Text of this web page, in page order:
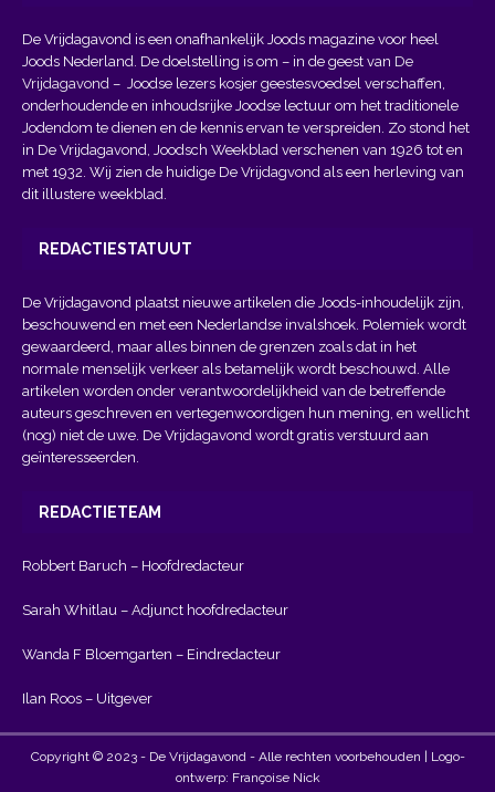
De Vrijdagavond is een onafhankelijk Joods magazine voor heel
Joods Nederland. De doelstelling is om – in de geest van De
Vrijdagavond – Joodse lezers kosjer geestesvoedsel verschaffen,
onderhoudende en inhoudsrijke Joodse lectuur om het traditionele
Jodendom te dienen en de kennis ervan te verspreiden. Zo stond het
in De Vrijdagavond, Joodsch Weekblad verschenen van 1926 tot en
met 1932. Wij zien de huidige De Vrijdagvond als een herleving van
dit illustere weekblad.
REDACTIESTATUUT
De Vrijdagavond plaatst nieuwe artikelen die Joods-inhoudelijk zijn,
beschouwend en met een Nederlandse invalshoek. Polemiek wordt
gewaardeerd, maar alles binnen de grenzen zoals dat in het
normale menselijk verkeer als betamelijk wordt beschouwd. Alle
artikelen worden onder verantwoordelijkheid van de betreffende
auteurs geschreven en vertegenwoordigen hun mening, en wellicht
(nog) niet de uwe. De Vrijdagavond wordt gratis verstuurd aan
geïnteresseerden.
REDACTIETEAM
Robbert Baruch – Hoofdredacteur
Sarah Whitlau – Adjunct hoofdredacteur
Wanda F Bloemgarten – Eindredacteur
Ilan Roos – Uitgever
Copyright © 2023 - De Vrijdagavond - Alle rechten voorbehouden | Logo-
ontwerp: Françoise Nick